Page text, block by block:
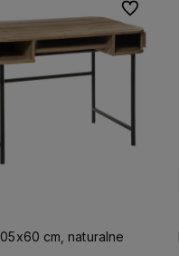
cm, naturalne
Do